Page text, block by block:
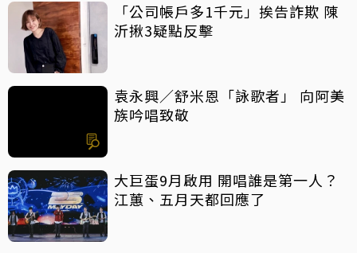
「公司帳戶多1千元」挨告詐欺 陳
沂揪3疑點反擊
袁永興／舒米恩「詠歌者」 向阿美
族吟唱致敬
大巨蛋9月啟用 開唱誰是第一人？
江蕙、五月天都回應了